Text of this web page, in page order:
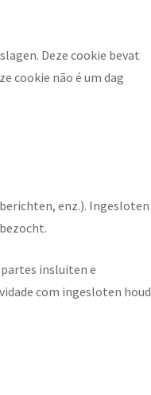
Deze cookie bevat
cookie não é um dag
enz.). Ingesloten
insluiten e
com ingesloten houd